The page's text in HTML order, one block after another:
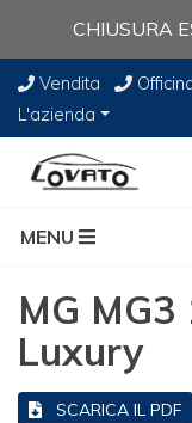
CHIUSURA
Vendita
L'azienda
MENU
MG
Luxury
SCARICA IL PDF